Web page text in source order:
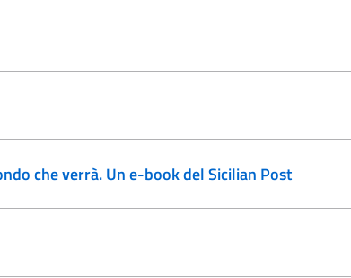
che verrà. Un e-book del Sicilian Post